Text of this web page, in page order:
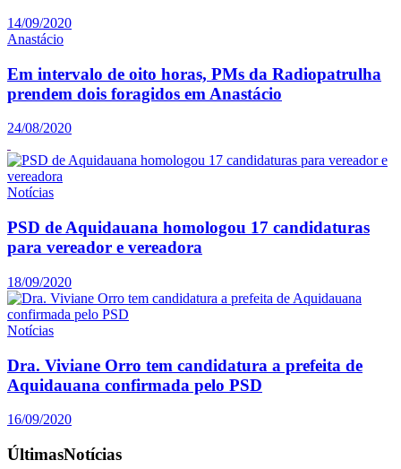
14/09/2020
Anastácio
Em intervalo de oito horas, PMs da Radiopatrulha
prendem dois foragidos em Anastácio
24/08/2020
Notícias
PSD de Aquidauana homologou 17 candidaturas
para vereador e vereadora
18/09/2020
Notícias
Dra. Viviane Orro tem candidatura a prefeita de
Aquidauana confirmada pelo PSD
16/09/2020
ÚltimasNotícias